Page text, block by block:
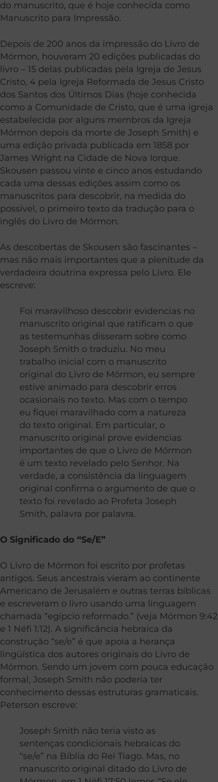
do manuscrito, que é hoje conhecida como
Manuscrito para Impressão.
Depois de 200 anos da impressão do Livro de
Mórmon, houveram 20 edições publicadas do
livro – 15 delas publicadas pela Igreja de Jesus
Cristo, 4 pela Igreja Reformada de Jesus Cristo
dos Santos dos Últimos Dias (hoje conhecida
como a Comunidade de Cristo, que é uma igreja
estabelecida por alguns membros da Igreja
Mórmon depois da morte de Joseph Smith) e
uma edição privada publicada em 1858 por
James Wright na Cidade de Nova Iorque.
Skousen passou vinte e cinco anos estudando
cada uma dessas edições assim como os
manuscritos para descobrir, na medida do
possível, o primeiro texto da tradução para o
inglês do Livro de Mórmon.
As descobertas de Skousen são fascinantes –
mas não mais importantes que a plenitude da
verdadeira doutrina expressa pelo Livro. Ele
escreve:
Foi maravilhoso descobrir evidencias no
manuscrito original que ratificam o que
as testemunhas disseram sobre como
Joseph Smith o traduziu. No meu
trabalho inicial com o manuscrito
original do Livro de Mórmon, eu sempre
estive animado para descobrir erros
ocasionais no texto. Mas com o tempo
eu fiquei maravilhado com a natureza
do texto original. Em particular, o
manuscrito original prove evidencias
importantes de que o Livro de Mórmon
é um texto revelado pelo Senhor. Na
verdade, a consistência da linguagem
original confirma o argumento de que o
texto foi revelado ao Profeta Joseph
Smith, palavra por palavra.
O Significado do “Se/E”
O Livro de Mórmon foi escrito por profetas
antigos. Seus ancestrais vieram ao continente
Americano de Jerusalém e outras terras bíblicas
e escreveram o livro usando uma linguagem
chamada “egípcio reformado.” (veja Mórmon 9:42
e 1 Néfi 1:12). A significância hebraica da
construção “se/e” é que apoia a herança
lingüística dos autores originais do Livro de
Mórmon. Sendo um jovem com pouca educação
formal, Joseph Smith não poderia ter
conhecimento dessas estruturas gramaticais.
Peterson escreve:
Joseph Smith não teria visto as
sentenças condicionais hebraicas do
“se/e” na Bíblia do Rei Tiago. Mas, no
manuscrito original ditado do Livro de